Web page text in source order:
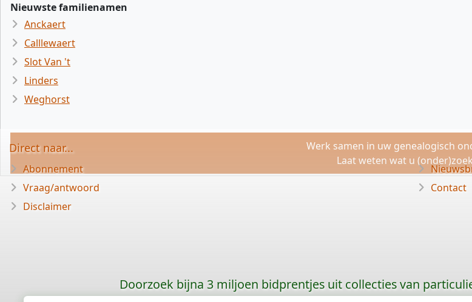
Nieuwste familienamen
Anckaert
Calllewaert
Slot Van 't
Linders
Weghorst
Werk samen in uw genealogisch
Laat weten wat u
Direct naar...
Abonnement
Vraag/antwoord
Disclaimer
Contact
Doorzoek bijna 3 miljoen bidprentjes uit collecties van